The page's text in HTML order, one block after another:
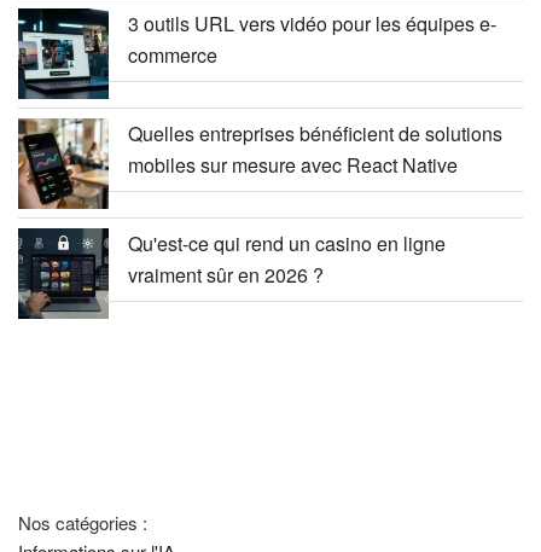
3 outils URL vers vidéo pour les équipes e-
commerce
Quelles entreprises bénéficient de solutions
mobiles sur mesure avec React Native
Qu'est-ce qui rend un casino en ligne
vraiment sûr en 2026 ?
Nos catégories :